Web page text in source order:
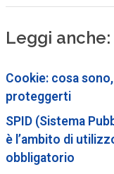
Leggi anche:
Cookie: cosa
proteggerti
SPID (Sistema
è l’ambito di
obbligatorio